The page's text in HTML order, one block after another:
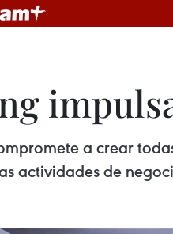
a crear
actividades de